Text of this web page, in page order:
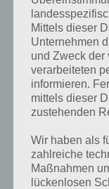
Kurze
Köchin
Köchin ist die Lösung
Wort, doch welche
bestimmten
kurze
Mittels dieser
Unternehmen
und Zweck der
verarbeiteten
informieren.
mittels dieser
zustehenden
Wir haben als
zahlreiche
Maßnahmen
lückenlosen